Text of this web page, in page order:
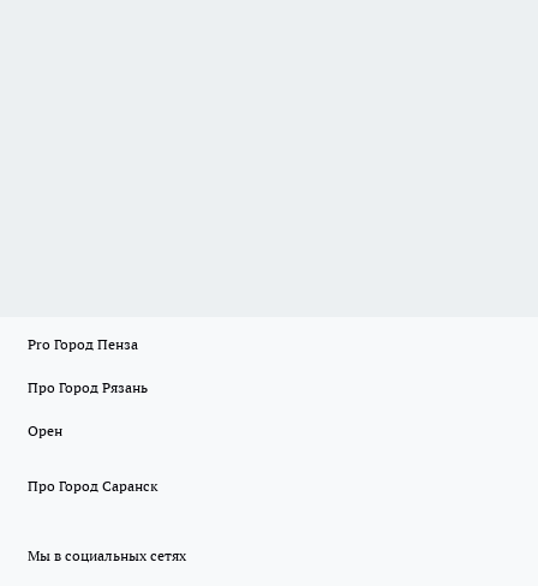
Pro Город Пенза
Про Город Рязань
Орен
Про Город Саранск
Мы в социальных сетях